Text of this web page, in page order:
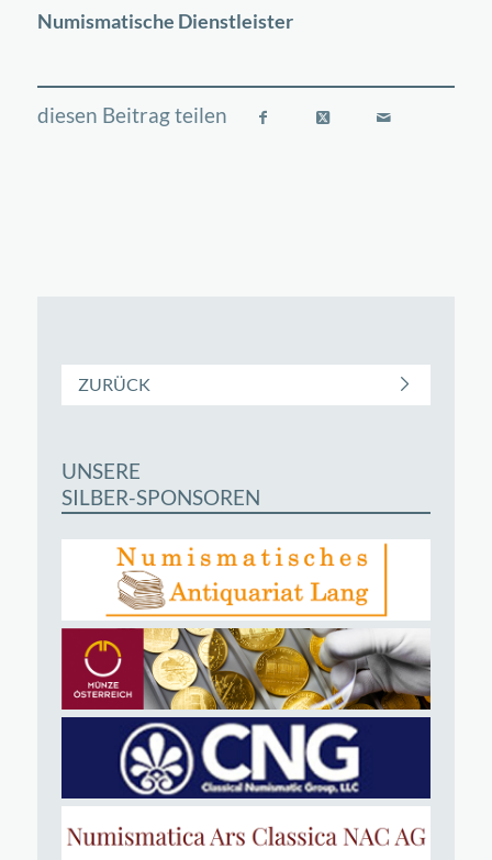
Numismatische Dienstleister
ZURÜCK
UNSERE
SILBER-SPONSOREN